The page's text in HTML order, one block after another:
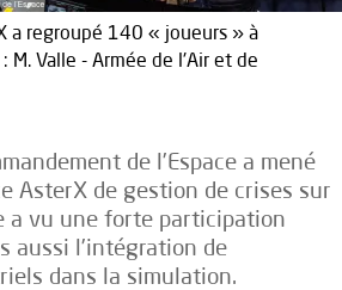
a regroupé 140 « joueurs » à
M. Valle - Armée de l'Air et de
de l’Espace a mené
AsterX de gestion de crises sur
a vu une forte participation
aussi l’intégration de
dans la simulation.